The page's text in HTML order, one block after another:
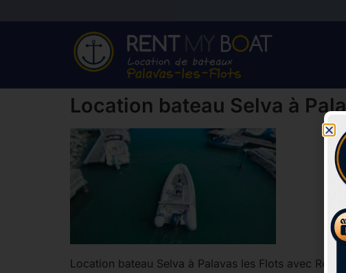
Location bateau Selva à
Location bateau Selva à Palavas les Flots avec Rent